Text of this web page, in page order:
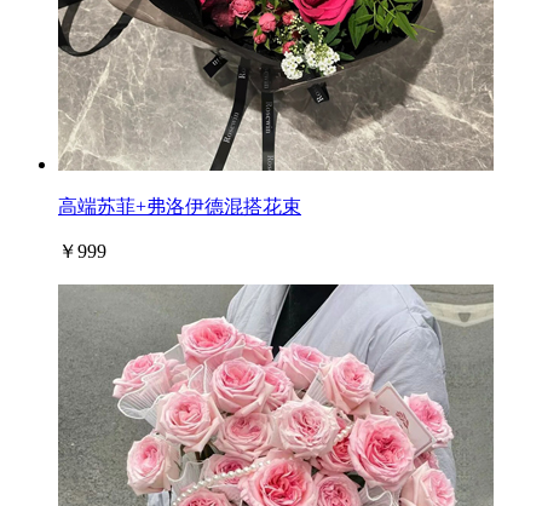
高端苏菲+弗洛伊德混搭花束
￥999